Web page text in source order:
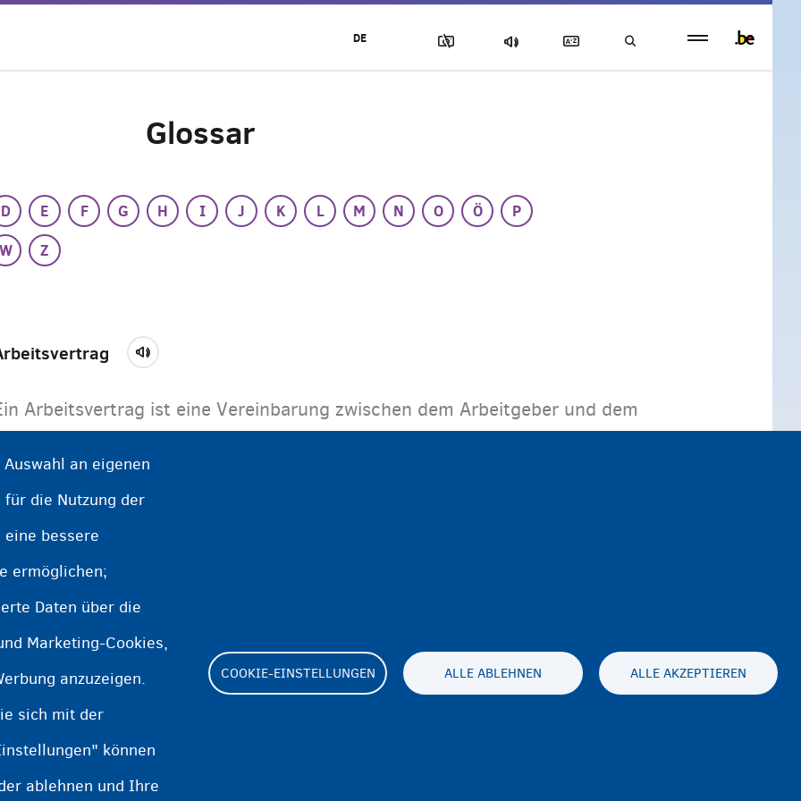
Glossar
D E F G H I J K L M N O Ö
P
W Z
Arbeitsvertrag ist eine Vereinbarung zwischen dem Arbeitgeber und dem
an eigenen
die Nutzung der
bessere
ermöglichen;
Daten über die
Marketing-Cookies,
anzuzeigen.
sich mit der
können
ablehnen und Ihre
COOKIE-EINSTELLUNGEN ALLE ABLEHNEN ALLE AKZEPTIEREN
Footer
DE
footer